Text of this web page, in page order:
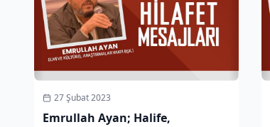
27 Şubat 2023
Emrullah Ayan; Halife,